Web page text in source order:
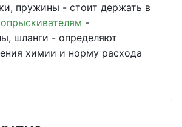
пружины - стоит держать в
-
шланги - определяют
химии и норму расхода